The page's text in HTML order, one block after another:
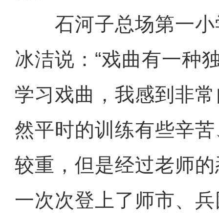
石河子总场第一小
冰洁说：“戏曲有一种
学习戏曲，我感到非
然平时的训练有些辛
较重，但是经过老师
一次次登上了师市、